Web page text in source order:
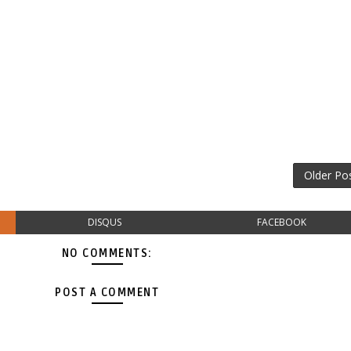
Older
DISQUS FACEBOOK
NO COMMENTS:
POST A COMMENT